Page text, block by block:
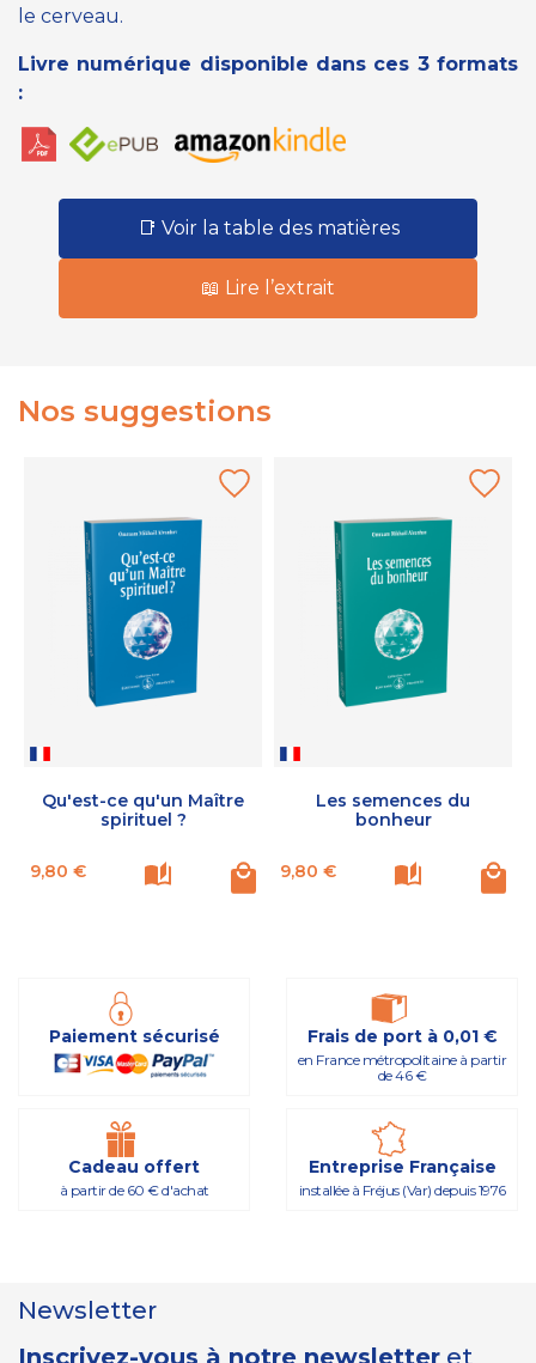
le cerveau.
Livre numérique disponible dans ces 3 formats
:
📑 Voir la table des matières
📖 Lire l’extrait
Nos suggestions
Qu'est-ce qu'un Maître
spirituel ?
Prix
9,80 €
Les semences du
bonheur
Prix
9,80 €
Paiement sécurisé Frais de port à 0,01 €
en France métropolitaine à partir
de 46 €
Cadeau offert
à partir de 60 € d'achat
Entreprise Française
installée à Fréjus (Var) depuis 1976
Newsletter